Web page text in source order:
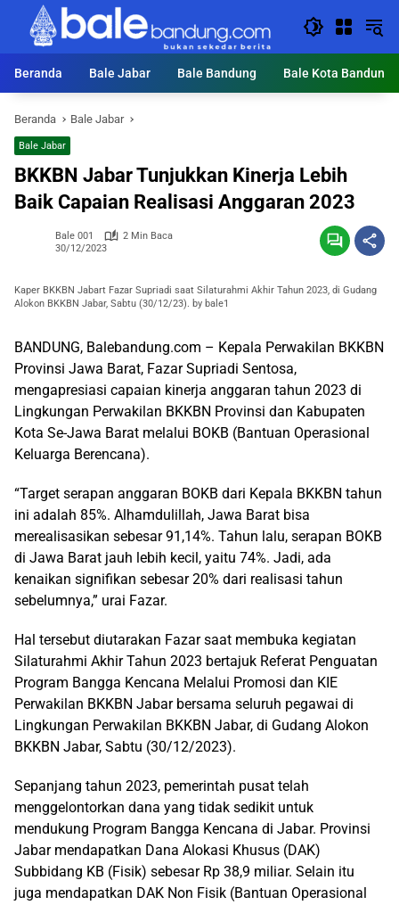
Langsung
konten
Beranda
Bale Jabar Bale Bandung Bale Kota Bandung
Beranda Bale Jabar
Bale Jabar
BKKBN Jabar Tunjukkan Kinerja Lebih
Baik Capaian Realisasi Anggaran 2023
Bale 001
2 Min Baca
30/12/2023
Kaper BKKBN Jabart Fazar Supriadi saat Silaturahmi Akhir Tahun 2023, di Gudang
Alokon BKKBN Jabar, Sabtu (30/12/23). by bale1
BANDUNG, Balebandung.com – Kepala Perwakilan BKKBN
Provinsi Jawa Barat, Fazar Supriadi Sentosa,
mengapresiasi capaian kinerja anggaran tahun 2023 di
Lingkungan Perwakilan BKKBN Provinsi dan Kabupaten
Kota Se-Jawa Barat melalui BOKB (Bantuan Operasional
Keluarga Berencana).
“Target serapan anggaran BOKB dari Kepala BKKBN tahun
ini adalah 85%. Alhamdulillah, Jawa Barat bisa
merealisasikan sebesar 91,14%. Tahun lalu, serapan BOKB
di Jawa Barat jauh lebih kecil, yaitu 74%. Jadi, ada
kenaikan signifikan sebesar 20% dari realisasi tahun
sebelumnya,” urai Fazar.
Hal tersebut diutarakan Fazar saat membuka kegiatan
Silaturahmi Akhir Tahun 2023 bertajuk Referat Penguatan
Program Bangga Kencana Melalui Promosi dan KIE
Perwakilan BKKBN Jabar bersama seluruh pegawai di
Lingkungan Perwakilan BKKBN Jabar, di Gudang Alokon
BKKBN Jabar, Sabtu (30/12/2023).
Sepanjang tahun 2023, pemerintah pusat telah
menggelontorkan dana yang tidak sedikit untuk
mendukung Program Bangga Kencana di Jabar. Provinsi
Jabar mendapatkan Dana Alokasi Khusus (DAK)
Subbidang KB (Fisik) sebesar Rp 38,9 miliar. Selain itu
juga mendapatkan DAK Non Fisik (Bantuan Operasional